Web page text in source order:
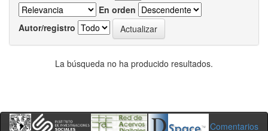
En orden
Autor/registro
La búsqueda no ha producido resultados.
Comentarios